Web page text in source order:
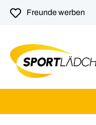
Zur
Freunde werben